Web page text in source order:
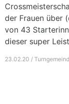
der Frauen über
von 43
dieser super
23.02.20 /